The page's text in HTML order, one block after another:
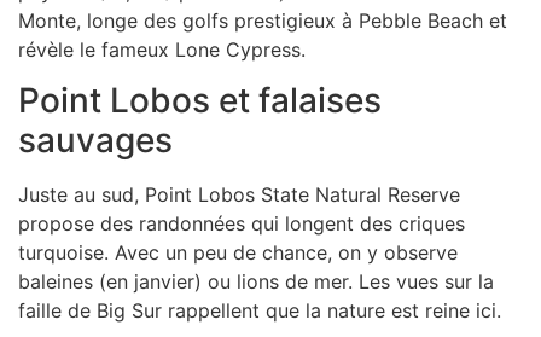
Monte, longe des golfs prestigieux à Pebble Beach et
révèle le fameux Lone Cypress.
Point Lobos et falaises
sauvages
Juste au sud, Point Lobos State Natural Reserve
propose des randonnées qui longent des criques
turquoise. Avec un peu de chance, on y observe
baleines (en janvier) ou lions de mer. Les vues sur la
faille de Big Sur rappellent que la nature est reine ici.